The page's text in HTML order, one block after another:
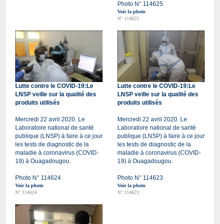
Photo N° 114625
Voir la photo
N° 114625
Lutte contre le COVID-19:Le
LNSP veille sur la qualité des
produits utilisés
Mercredi 22 avril 2020. Le
Laboratoire national de santé
publique (LNSP) à faire à ce jour
les tests de diagnostic de la
maladie à coronavirus (COVID-
19) à Ouagadougou.
Photo N° 114624
Voir la photo
N° 114624
Lutte contre le COVID-19:Le
LNSP veille sur la qualité des
produits utilisés
Mercredi 22 avril 2020. Le
Laboratoire national de santé
publique (LNSP) à faire à ce jour
les tests de diagnostic de la
maladie à coronavirus (COVID-
19) à Ouagadougou.
Photo N° 114623
Voir la photo
N° 114623